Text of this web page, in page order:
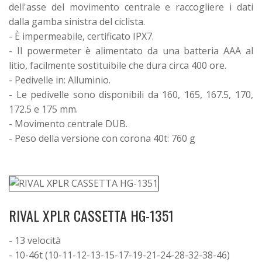
dell'asse del movimento centrale e raccogliere i dati
dalla gamba sinistra del ciclista.
- È impermeabile, certificato IPX7.
- Il powermeter è alimentato da una batteria AAA al
litio, facilmente sostituibile che dura circa 400 ore.
- Pedivelle in: Alluminio.
- Le pedivelle sono disponibili da 160, 165, 167.5, 170,
172.5 e 175 mm.
- Movimento centrale DUB.
- Peso della versione con corona 40t: 760 g
RIVAL XPLR CASSETTA HG-1351
- 13 velocità
- 10-46t (10-11-12-13-15-17-19-21-24-28-32-38-46)